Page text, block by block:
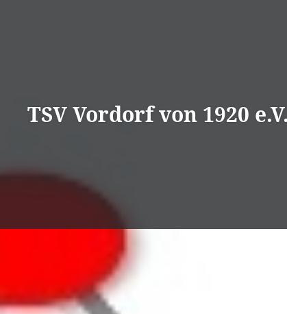
TSV Vordorf von 1920 e.V.